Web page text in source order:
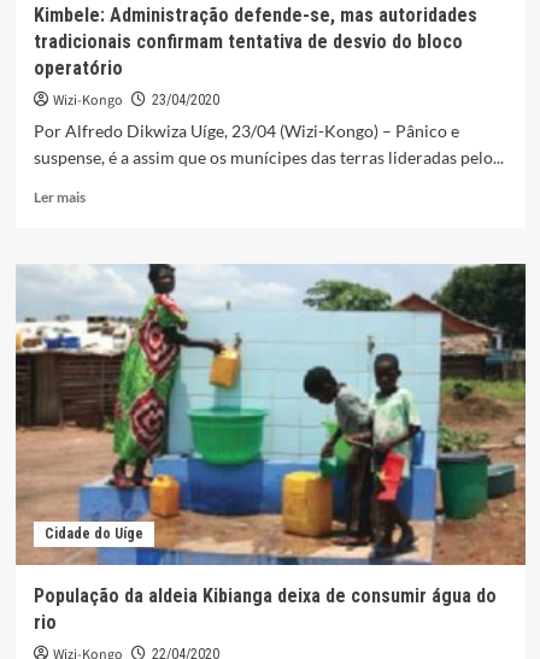
Kimbele: Administração defende-se, mas autoridades
tradicionais confirmam tentativa de desvio do bloco
operatório
Wizi-Kongo 23/04/2020
Por Alfredo Dikwiza Uíge, 23/04 (Wizi-Kongo) – Pânico e
suspense, é a assim que os munícipes das terras lideradas pelo...
Ler maisLeia
Kimbele:
Administração
defende-
se,
mas
autoridades
tradicionais
confirmam
tentativa
de
desvio
do
bloco
operatório
Cidade do Uíge
População da aldeia Kibianga deixa de consumir água do
rio
22/04/2020